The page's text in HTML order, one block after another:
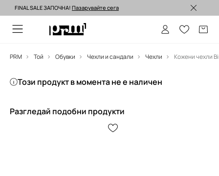
Изпращане до 24 часа >
FINAL SALE ЗАПОЧНА! Пазарувайте сега
PRM Той Обувки Чехли и сандали Чехли Кожени чехли
Този продукт в момента не е наличен
Разгледай подобни продукти